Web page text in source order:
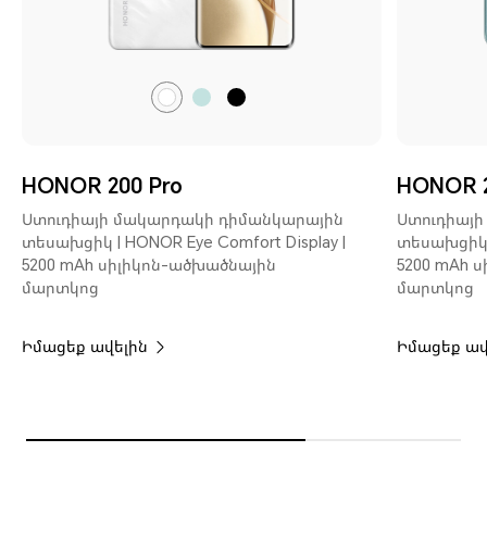
Լուսնիօվկիանոսի
սև
HONOR 200 Pro
Ստուդիայի մակարդակի դիմանկարային
տեսախցիկ | HONOR Eye Comfort Display |
5200 mAh սիլիկոն-ածխածնային
մարտկոց
Իմացեք ավելին
HONOR
տեսախցիկ
5200 mAh
մարտկոց
Իմացեք